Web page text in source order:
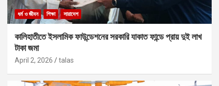
ধর্ম ও জীবন শিক্ষা সারাদেশ
কালিহাতীতে ইসলামিক ফাউন্ডেশনের সরকারি যাকাত ফান্ডে প্রায় দুই লাখ
টাকা জমা
April 2, 2026 talas